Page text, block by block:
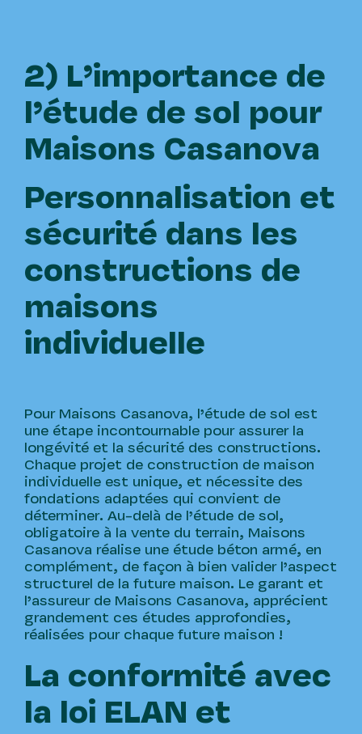
2) L’importance de
l’étude de sol pour
Maisons Casanova
Personnalisation et
sécurité dans les
constructions de
maisons
individuelle
Pour Maisons Casanova, l’étude de sol est
une étape incontournable pour assurer la
longévité et la sécurité des constructions.
Chaque projet de construction de maison
individuelle est unique, et nécessite des
fondations adaptées qui convient de
déterminer. Au-delà de l’étude de sol,
obligatoire à la vente du terrain, Maisons
Casanova réalise une étude béton armé, en
complément, de façon à bien valider l’aspect
structurel de la future maison. Le garant et
l’assureur de Maisons Casanova, apprécient
grandement ces études approfondies,
réalisées pour chaque future maison !
La conformité avec
la loi ELAN et